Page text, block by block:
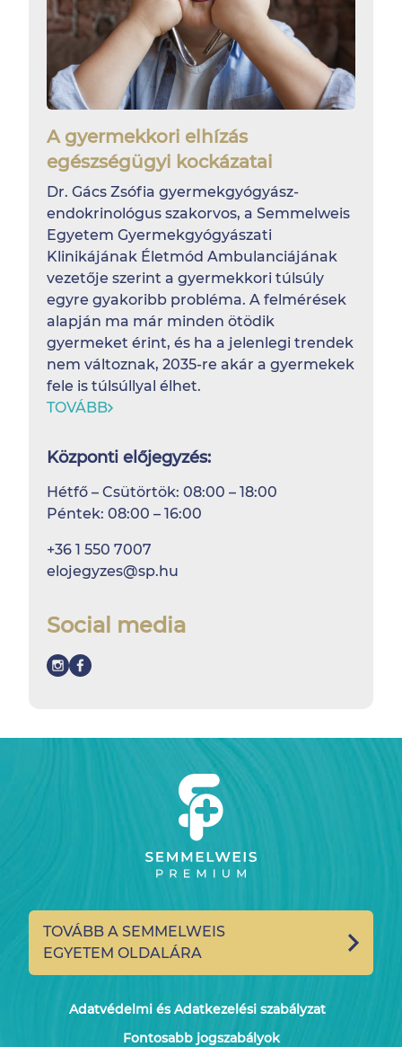
A gyermekkori elhízás
egészségügyi kockázatai
Dr. Gács Zsófia gyermekgyógyász-
endokrinológus szakorvos, a Semmelweis
Egyetem Gyermekgyógyászati
Klinikájának Életmód Ambulanciájának
vezetője szerint a gyermekkori túlsúly
egyre gyakoribb probléma. A felmérések
alapján ma már minden ötödik
gyermeket érint, és ha a jelenlegi trendek
nem változnak, 2035-re akár a gyermekek
fele is túlsúllyal élhet.
TOVÁBB
Központi előjegyzés:
Hétfő – Csütörtök: 08:00 – 18:00
Péntek: 08:00 – 16:00
+36 1 550 7007
elojegyzes@sp.hu
Social media
TOVÁBB A SEMMELWEIS
EGYETEM OLDALÁRA
Adatvédelmi és Adatkezelési szabályzat
Fontosabb jogszabályok